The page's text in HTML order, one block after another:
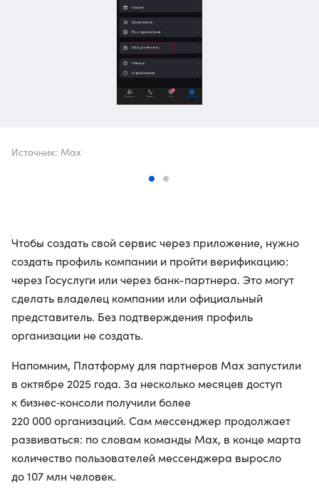
Источник: Max
Чтобы создать свой сервис через приложение, нужно
создать профиль компании и пройти верификацию:
через Госуслуги или через банк-партнера. Это могут
сделать владелец компании или официальный
представитель. Без подтверждения профиль
организации не создать.
Напомним, Платформу для партнеров Мах запустили
в октябре 2025 года. За несколько месяцев доступ
к бизнес‑консоли получили более
220 000 организаций. Сам мессенджер продолжает
развиваться: по словам команды Мах, в конце марта
количество пользователей мессенджера выросло
до 107 млн человек.